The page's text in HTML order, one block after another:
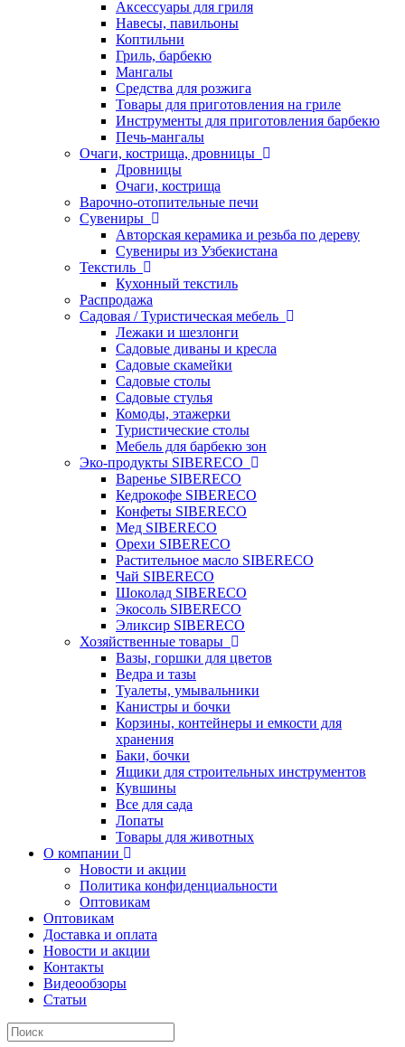
Аксессуары для гриля
Навесы, павильоны
Коптильни
Гриль, барбекю
Мангалы
Средства для розжига
Товары для приготовления на гриле
Инструменты для приготовления барбекю
Печь-мангалы
Очаги, кострища, дровницы
Дровницы
Очаги, кострища
Варочно-отопительные печи
Сувениры
Авторская керамика и резьба по дереву
Сувениры из Узбекистана
Текстиль
Кухонный текстиль
Распродажа
Садовая / Туристическая мебель
Лежаки и шезлонги
Садовые диваны и кресла
Садовые скамейки
Садовые столы
Садовые стулья
Комоды, этажерки
Туристические столы
Мебель для барбекю зон
Эко-продукты SIBERECO
Варенье SIBERECO
Кедрокофе SIBERECO
Конфеты SIBERECO
Мед SIBERECO
Орехи SIBERECO
Растительное масло SIBERECO
Чай SIBERECO
Шоколад SIBERECO
Экосоль SIBERECO
Эликсир SIBERECO
Хозяйственные товары
Вазы, горшки для цветов
Ведра и тазы
Туалеты, умывальники
Канистры и бочки
Корзины, контейнеры и емкости для
хранения
Баки, бочки
Ящики для строительных инструментов
Кувшины
Все для сада
Лопаты
Товары для животных
О компании
Новости и акции
Политика конфиденциальности
Оптовикам
Оптовикам
Доставка и оплата
Новости и акции
Контакты
Видеообзоры
Статьи